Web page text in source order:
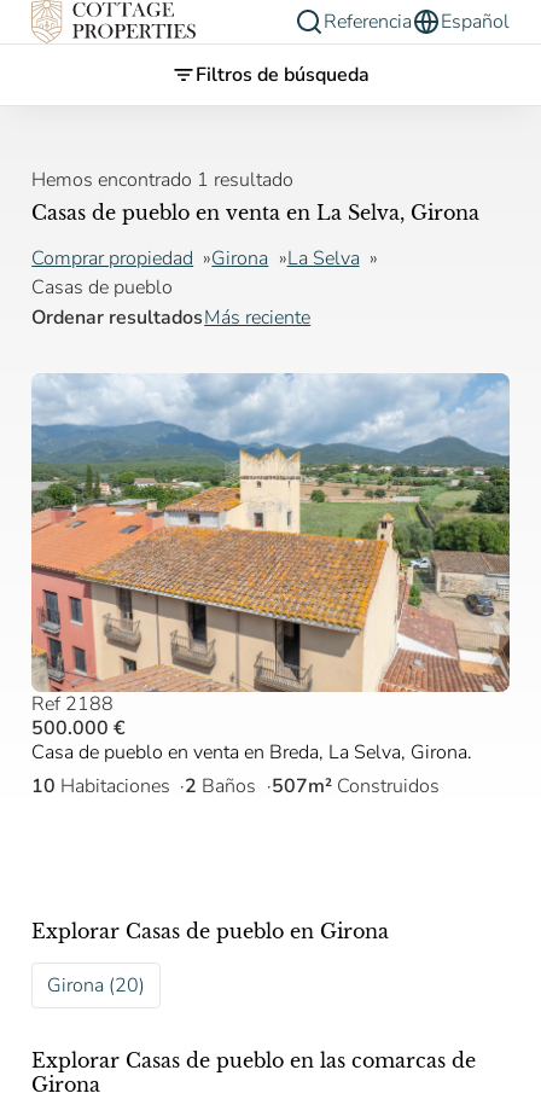
Referencia
Español
Filtros de búsqueda
Hemos encontrado 1 resultado
Casas de pueblo en venta en La Selva, Girona
Comprar propiedad Girona
La Selva
Casas de pueblo
Ordenar resultadosMás reciente
Ref 2188
500.000 €
Casa de pueblo en venta en Breda, La Selva, Girona.
10 Habitaciones 2 Baños 507m² Construidos
Explorar Casas de pueblo en Girona
Girona (20)
Explorar Casas de pueblo en las comarcas de
Girona